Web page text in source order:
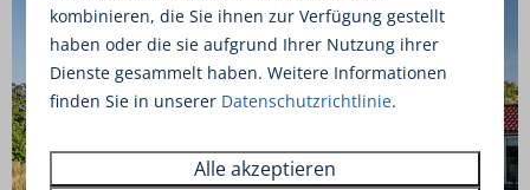
kombinieren, die Sie ihnen zur Verfügung gestellt
haben oder die sie aufgrund Ihrer Nutzung ihrer
Dienste gesammelt haben. Weitere Informationen
finden Sie in unserer Datenschutzrichtlinie.
Alle akzeptieren